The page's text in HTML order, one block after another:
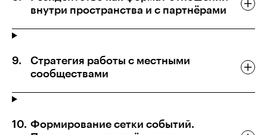
внутри пространства и с партнёрами
Стратегия работы с местными
сообществами
Формирование сетки событий.